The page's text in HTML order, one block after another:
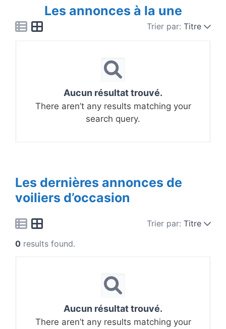
Les annonces à la une
Trier par: Titre
Aucun résultat trouvé.
There aren’t any results matching your
search query.
Les dernières annonces de
voiliers d’occasion
Trier par: Titre
0 results found.
Aucun résultat trouvé.
There aren’t any results matching your